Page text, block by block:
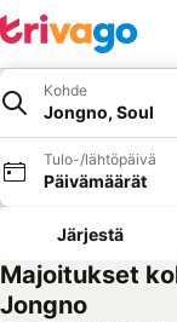
Kohde
Jongno, Soul
Tulo-/lähtöpäivä
Päivämäärät
Järjestä
Majoitukset
Jongno